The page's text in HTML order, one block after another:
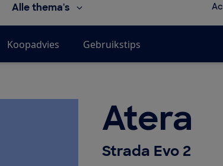
Alle thema's
Koopadvies Gebruikstips
Atera
Strada Evo 2